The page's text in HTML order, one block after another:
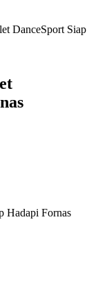
DanceSport Siap
Hadapi Fornas